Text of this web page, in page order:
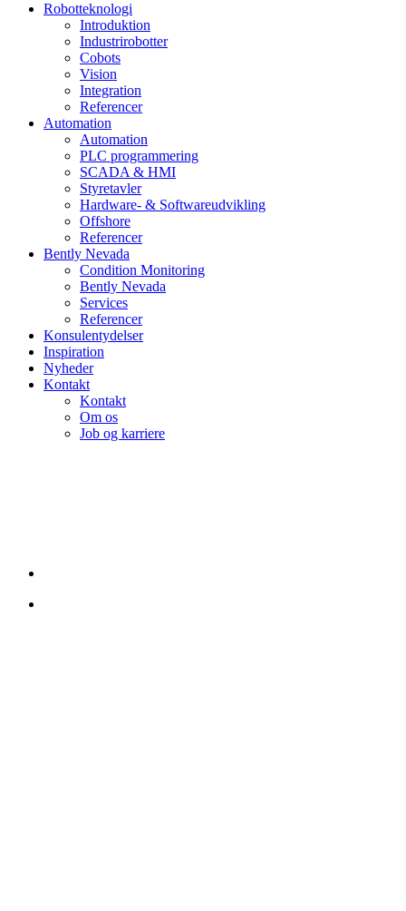
Robotteknologi
Introduktion
Industrirobotter
Cobots
Vision
Integration
Referencer
Automation
Automation
PLC programmering
SCADA & HMI
Styretavler
Hardware- & Softwareudvikling
Offshore
Referencer
Bently Nevada
Condition Monitoring
Bently Nevada
Services
Referencer
Konsulentydelser
Inspiration
Nyheder
Kontakt
Kontakt
Om os
Job og karriere